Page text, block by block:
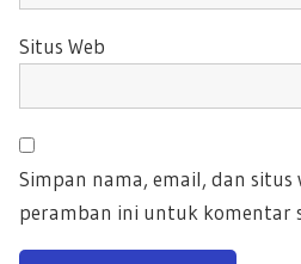
Situs Web
Simpan nama, email, dan situs
peramban ini untuk komentar